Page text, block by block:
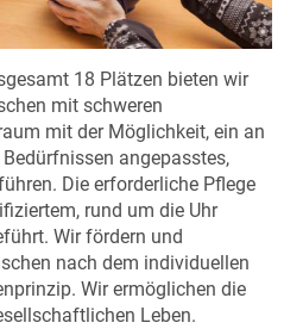
18 Plätzen bieten wir
mit schweren
mit der Möglichkeit, ein an
angepasstes,
Die erforderliche Pflege
rund um die Uhr
Wir fördern und
nach dem individuellen
Wir ermöglichen die
Leben.